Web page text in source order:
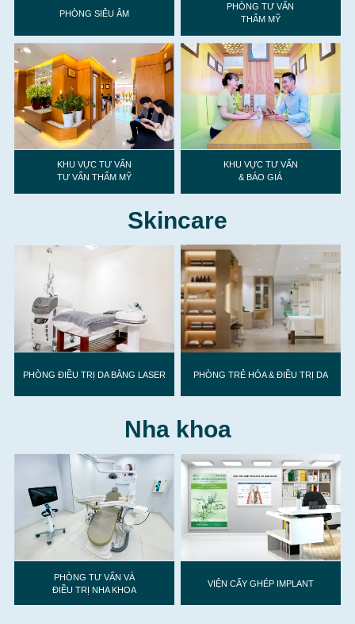
PHÒNG SIÊU ÂM
PHÒNG TƯ VẤN
THẨM MỸ
KHU VỰC TƯ VẤN
TƯ VẤN THẨM MỸ
KHU VỰC TƯ VẤN
& BÁO GIÁ
Skincare
PHÒNG ĐIỀU TRỊ DA BẰNG LASER PHÒNG TRẺ HÓA & ĐIỀU TRỊ DA
Nha khoa
PHÒNG TƯ VẤN VÀ
ĐIỀU TRỊ NHA KHOA
VIỆN CẤY GHÉP IMPLANT